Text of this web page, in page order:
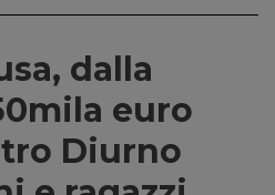
dalla
euro
Diurno